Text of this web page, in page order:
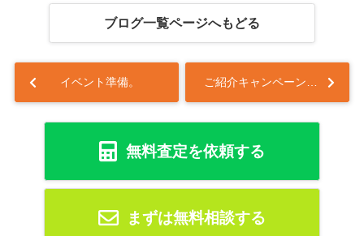
ブログ一覧ページへもどる
イベント準備。 ご紹介キャンペーン電化製品の到着～♬...
無料査定を依頼する
まずは無料相談する